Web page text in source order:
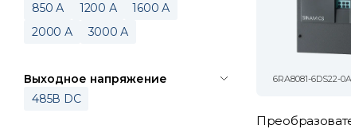
850 А
1200 А
1600 А
2000 А
3000 А
Выходное напряжение
485В DC
6RA8081-6DS22-